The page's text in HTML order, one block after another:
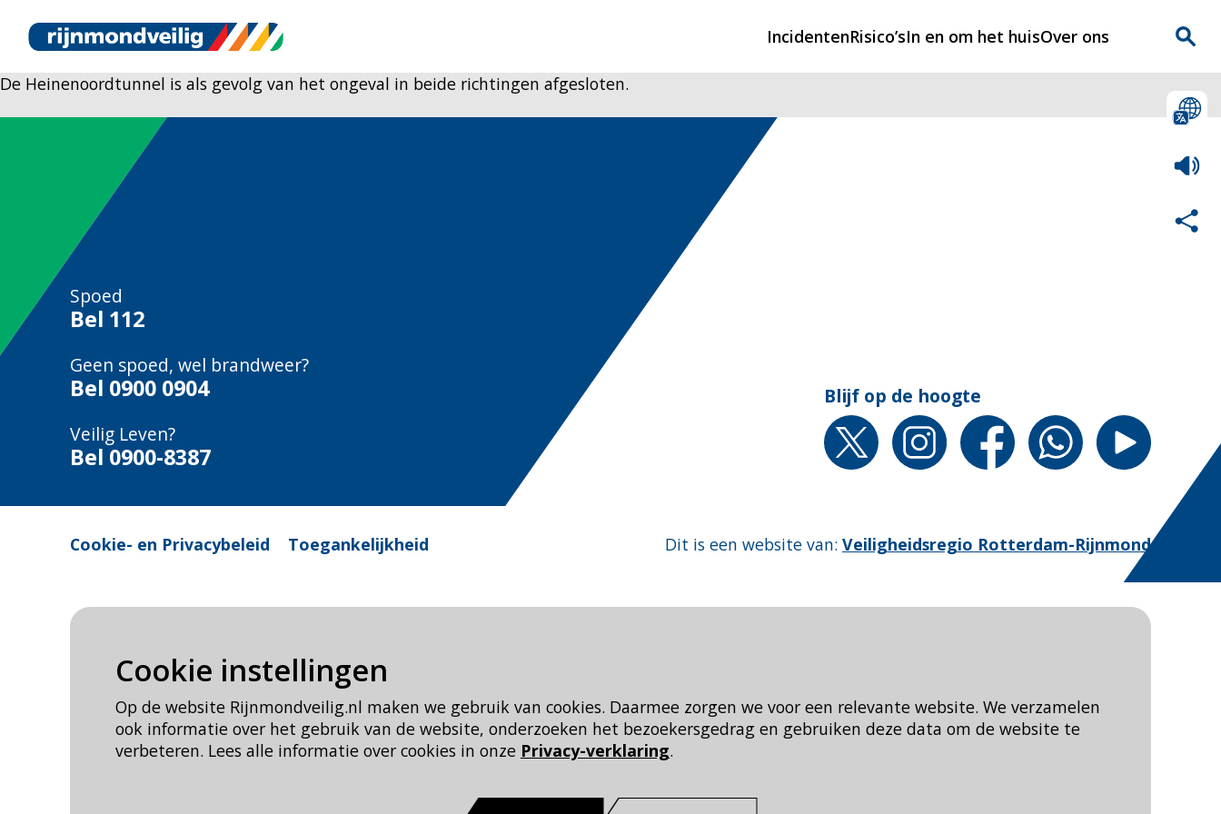
Cookie instellingen
Op de website Rijnmondveilig.nl maken we gebruik van cookies. Daarmee zorgen we voor een relevante website. We verzamelen
ook informatie over het gebruik van de website, onderzoeken het bezoekersgedrag en gebruiken deze data om de website te
verbeteren. Lees alle informatie over cookies in onze Privacy-verklaring.
Incidenten
Hulpdiensten nodig?
CIN-meldingen
Risico’sIn en om het huisOver ons
De Heinenoordtunnel is als gevolg van het ongeval in beide richtingen afgesloten.
Spoed
Bel 112
Geen spoed, wel brandweer?
Bel 0900 0904
Veilig Leven?
Bel 0900-8387
Blijf op de hoogte
Cookie- en Privacybeleid Toegankelijkheid Dit is een website van: Veiligheidsregio Rotterdam-Rijnmond